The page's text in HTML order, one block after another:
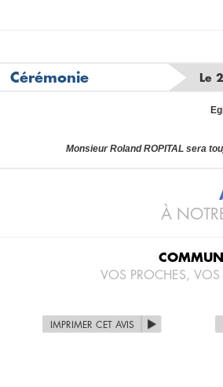
Cérémonie Le
Monsieur Roland ROPITAL sera
À
VOS PROCHES,
IMPRIMER CET AVIS